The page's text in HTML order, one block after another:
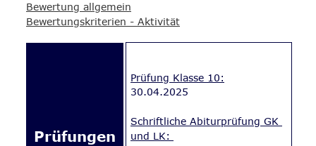
Bewertung allgemein
Bewertungskriterien - Aktivität
Prüfungen
Prüfung Klasse 10:
30.04.2025
Schriftliche Abiturprüfung GK
und LK: